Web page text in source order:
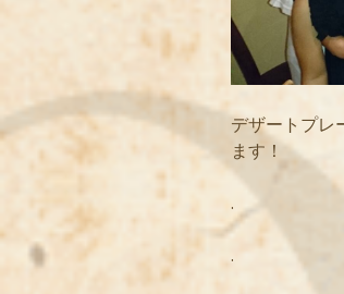
デザートプレ
ます！
.
.